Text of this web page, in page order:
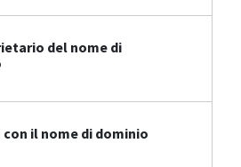
del nome di
il nome di dominio